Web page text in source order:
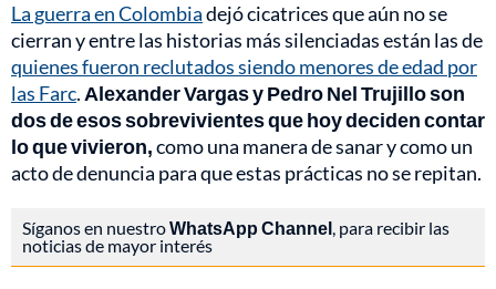
La guerra en Colombiadejó cicatrices que aún no se
cierran y entre las historias más silenciadas están las de
quienes fueron reclutados siendo menores de edad por
las Farc. Alexander Vargas y Pedro Nel Trujillo son
dos de esos sobrevivientes que hoy deciden contar
lo que vivieron,como una manera de sanar y como un
acto de denuncia para que estas prácticas no se repitan.
Síganos en nuestroWhatsApp Channel, para recibir las
noticias de mayor interés